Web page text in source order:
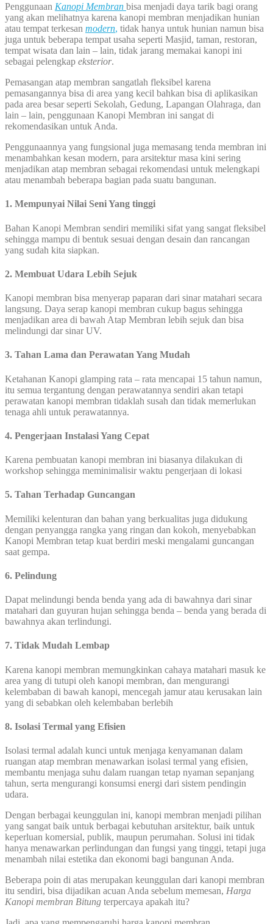
Penggunaan Kanopi Membran bisa menjadi daya tarik bagi orang
yang akan melihatnya karena kanopi membran menjadikan hunian
atau tempat terkesan modern, tidak hanya untuk hunian namun bisa
juga untuk beberapa tempat usaha seperti Masjid, taman, restoran,
tempat wisata dan lain – lain, tidak jarang memakai kanopi ini
sebagai pelengkap eksterior.
Pemasangan atap membran sangatlah fleksibel karena
pemasangannya bisa di area yang kecil bahkan bisa di aplikasikan
pada area besar seperti Sekolah, Gedung, Lapangan Olahraga, dan
lain – lain, penggunaan Kanopi Membran ini sangat di
rekomendasikan untuk Anda.
Penggunaannya yang fungsional juga memasang tenda membran ini
menambahkan kesan modern, para arsitektur masa kini sering
menjadikan atap membran sebagai rekomendasi untuk melengkapi
atau menambah beberapa bagian pada suatu bangunan.
1. Mempunyai Nilai Seni Yang tinggi
Bahan Kanopi Membran sendiri memiliki sifat yang sangat fleksibel
sehingga mampu di bentuk sesuai dengan desain dan rancangan
yang sudah kita siapkan.
2. Membuat Udara Lebih Sejuk
Kanopi membran bisa menyerap paparan dari sinar matahari secara
langsung. Daya serap kanopi membran cukup bagus sehingga
menjadikan area di bawah Atap Membran lebih sejuk dan bisa
melindungi dar sinar UV.
3. Tahan Lama dan Perawatan Yang Mudah
Ketahanan Kanopi glamping rata – rata mencapai 15 tahun namun,
itu semua tergantung dengan perawatannya sendiri akan tetapi
perawatan kanopi membran tidaklah susah dan tidak memerlukan
tenaga ahli untuk perawatannya.
4. Pengerjaan Instalasi Yang Cepat
Karena pembuatan kanopi membran ini biasanya dilakukan di
workshop sehingga meminimalisir waktu pengerjaan di lokasi
5. Tahan Terhadap Guncangan
Memiliki kelenturan dan bahan yang berkualitas juga didukung
dengan penyangga rangka yang ringan dan kokoh, menyebabkan
Kanopi Membran tetap kuat berdiri meski mengalami guncangan
saat gempa.
6. Pelindung
Dapat melindungi benda benda yang ada di bawahnya dari sinar
matahari dan guyuran hujan sehingga benda – benda yang berada di
bawahnya akan terlindungi.
7. Tidak Mudah Lembap
Karena kanopi membran memungkinkan cahaya matahari masuk ke
area yang di tutupi oleh kanopi membran, dan mengurangi
kelembaban di bawah kanopi, mencegah jamur atau kerusakan lain
yang di sebabkan oleh kelembaban berlebih
8. Isolasi Termal yang Efisien
Isolasi termal adalah kunci untuk menjaga kenyamanan dalam
ruangan atap membran menawarkan isolasi termal yang efisien,
membantu menjaga suhu dalam ruangan tetap nyaman sepanjang
tahun, serta mengurangi konsumsi energi dari sistem pendingin
udara.
Dengan berbagai keunggulan ini, kanopi membran menjadi pilihan
yang sangat baik untuk berbagai kebutuhan arsitektur, baik untuk
keperluan komersial, publik, maupun perumahan. Solusi ini tidak
hanya menawarkan perlindungan dan fungsi yang tinggi, tetapi juga
menambah nilai estetika dan ekonomi bagi bangunan Anda.
Beberapa poin di atas merupakan keunggulan dari kanopi membran
itu sendiri, bisa dijadikan acuan Anda sebelum memesan, Harga
Kanopi membran Bitung terpercaya apakah itu?